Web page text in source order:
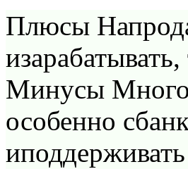
Плюсы
Минусы Много
особенно